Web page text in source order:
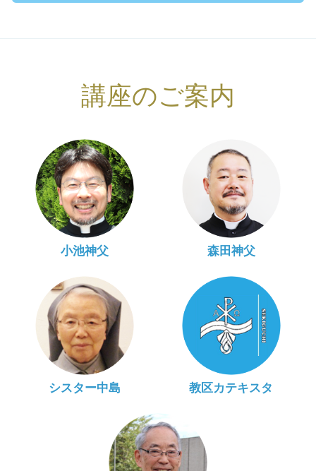
講座のご案内
小池神父 森田神父
シスター中島 教区カテキスタ